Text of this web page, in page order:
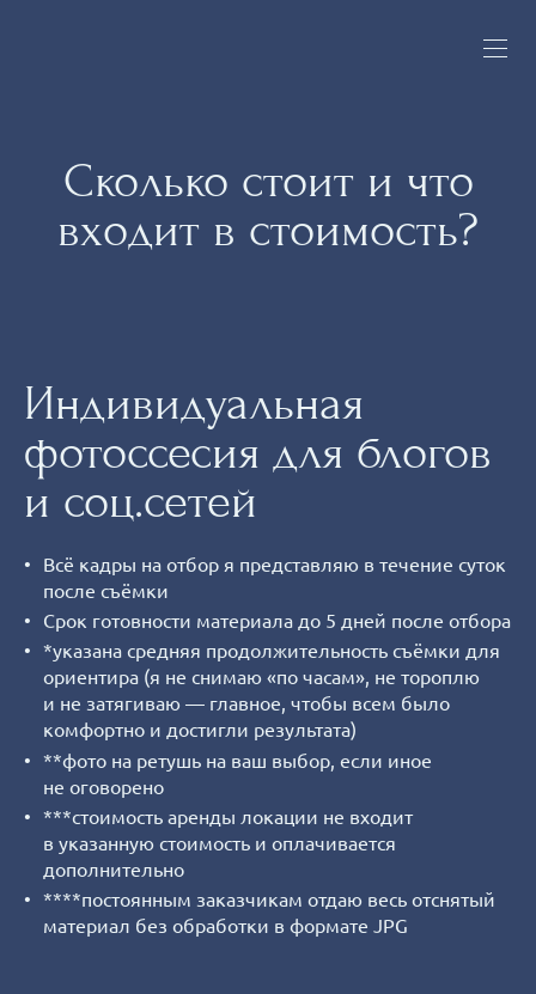
Сколько стоит и что
входит в стоимость?
Индивидуальная
фотоссесия для блогов
и соц.сетей
Всё кадры на отбор я представляю в течение суток
после съёмки
Срок готовности материала до 5 дней после отбора
*указана средняя продолжительность съёмки для
ориентира (я не снимаю «по часам», не тороплю
и не затягиваю — главное, чтобы всем было
комфортно и достигли результата)
**фото на ретушь на ваш выбор, если иное
не оговорено
***стоимость аренды локации не входит
в указанную стоимость и оплачивается
дополнительно
****постоянным заказчикам отдаю весь отснятый
материал без обработки в формате JPG